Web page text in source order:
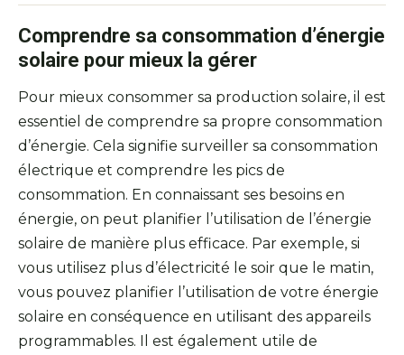
Comprendre sa consommation d’énergie
solaire pour mieux la gérer
Pour mieux consommer sa production solaire, il est
essentiel de comprendre sa propre consommation
d’énergie. Cela signifie surveiller sa consommation
électrique et comprendre les pics de
consommation. En connaissant ses besoins en
énergie, on peut planifier l’utilisation de l’énergie
solaire de manière plus efficace. Par exemple, si
vous utilisez plus d’électricité le soir que le matin,
vous pouvez planifier l’utilisation de votre énergie
solaire en conséquence en utilisant des appareils
programmables. Il est également utile de